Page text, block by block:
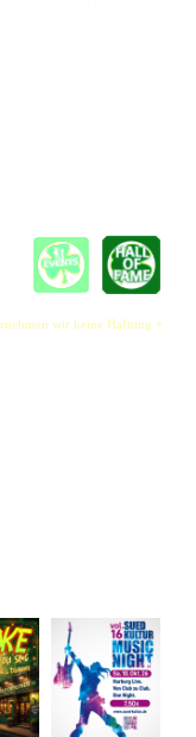
wir keine Haftung +